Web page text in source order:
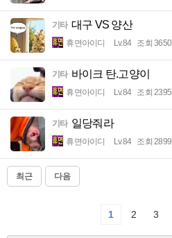
기타 대구 VS 양산
휴면아이디 Lv.84 조회 3650
기타 바이크 탄.고양이
휴면아이디 Lv.84 조회 2395
기타 일당줘라
휴면아이디 Lv.84 조회 2899
최근 다음
1 2 3